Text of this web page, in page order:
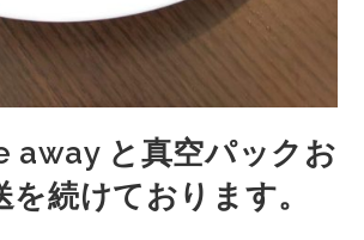
away と真空パックお
を続けております。